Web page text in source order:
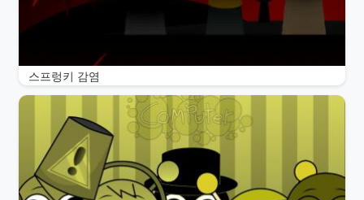
스프렁키 감염